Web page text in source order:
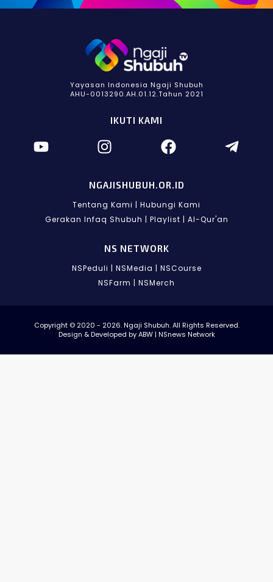
Yayasan Indonesia Ngaji Shubuh
AHU-0013290.AH.01.12.Tahun 2021
IKUTI KAMI
NGAJISHUBUH.OR.ID
Tentang Kami | Hubungi Kami
Gerakan Infaq Shubuh | Playlist | Al-Qur'an
NS NETWORK
NSPeduli | NSMedia | NSCourse
NSFarm | NSMerch
Copyright © 2020 - 2026. Ngaji Shubuh. All Rights Reserved.
Design & Developed by ABW | NSnews Network